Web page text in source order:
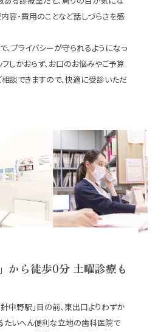
容・費用のことなど話しづらさを感
プライバシーが守られるようになっ
フしかおらず、お口のお悩みやご予算
談できますので、快適に受診いただ
から徒歩0分 土曜診療も
中野駅」目の前、東出口よりわずか
たいへん便利な立地の歯科医院で